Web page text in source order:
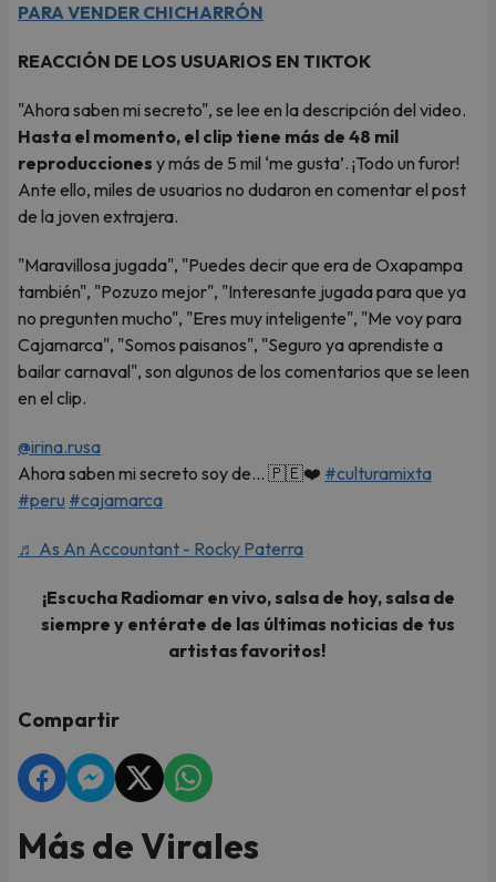
PARA VENDER CHICHARRÓN
REACCIÓN DE LOS USUARIOS EN TIKTOK
"Ahora saben mi secreto", se lee en la descripción del video.
Hasta el momento, el clip tiene más de 48 mil
reproducciones y más de 5 mil ‘me gusta’. ¡Todo un furor!
Ante ello, miles de usuarios no dudaron en comentar el post
de la joven extrajera.
"Maravillosa jugada", "Puedes decir que era de Oxapampa
también", "Pozuzo mejor", "Interesante jugada para que ya
no pregunten mucho", "Eres muy inteligente", "Me voy para
Cajamarca", "Somos paisanos", "Seguro ya aprendiste a
bailar carnaval", son algunos de los comentarios que se leen
en el clip.
@irina.rusa
Ahora saben mi secreto soy de… 🇵🇪❤️ #culturamixta
#peru #cajamarca
♬ As An Accountant - Rocky Paterra
¡Escucha Radiomar en vivo, salsa de hoy, salsa de
siempre y entérate de las últimas noticias de tus
artistas favoritos!
Compartir
Más de Virales